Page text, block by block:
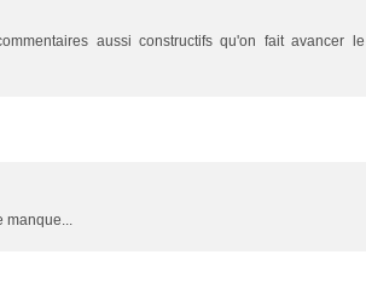
aussi constructifs qu'on fait avancer le
manque...